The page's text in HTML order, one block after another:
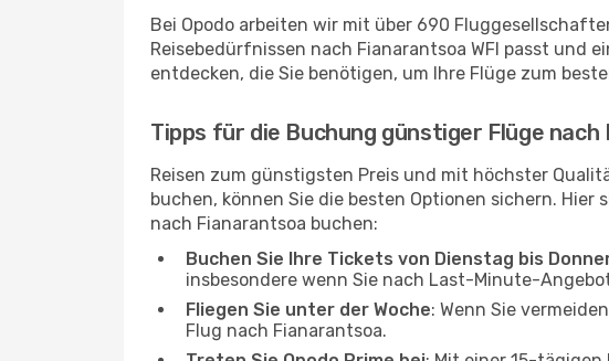
Bei Opodo arbeiten wir mit über 690
Reisebedürfnissen nach Fianarantsoa WFI passt und
entdecken, die Sie benötigen, um Ihre Flüge zum
Tipps für die Buchung günstiger Flüge nach
Reisen zum günstigsten Preis und mit höchster
buchen, können Sie die besten Optionen sichern.
nach Fianarantsoa buchen:
Buchen Sie Ihre Tickets von Dienstag bis
insbesondere wenn Sie nach Last-Minute-
Fliegen Sie unter der Woche: Wenn Sie
Flug nach Fianarantsoa.